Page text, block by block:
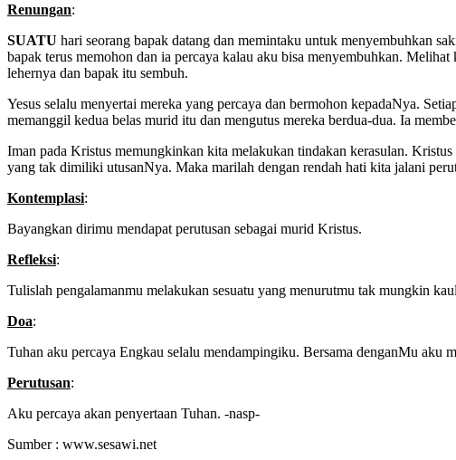
Renungan:
SUATU hari seorang bapak datang dan memintaku untuk menyembuhkan
bapak terus memohon dan ia percaya kalau aku bisa menyembuhkan.
lehernya dan bapak itu sembuh.
Yesus selalu menyertai mereka yang percaya dan bermohon kepadaNya.
memanggil kedua belas murid itu dan mengutus mereka berdua-dua. Ia
Iman pada Kristus memungkinkan kita melakukan tindakan kerasulan.
yang tak dimiliki utusanNya. Maka marilah dengan rendah hati kita jalani
Kontemplasi:
Bayangkan dirimu mendapat perutusan sebagai murid Kristus.
Refleksi:
Tulislah pengalamanmu melakukan sesuatu yang menurutmu tak mungkin
Doa:
Tuhan aku percaya Engkau selalu mendampingiku. Bersama denganMu
Perutusan:
Aku percaya akan penyertaan Tuhan. -nasp-
Sumber : www.sesawi.net